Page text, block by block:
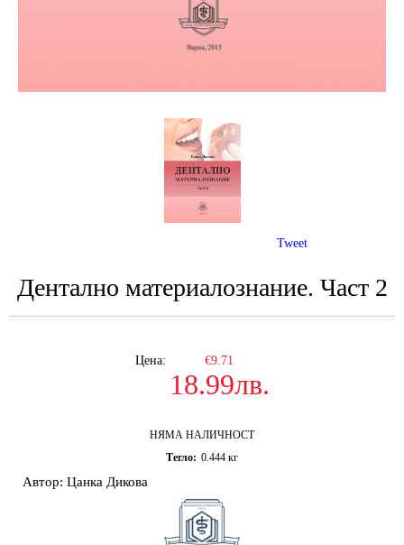
Дентално материалознание. Част 2
Цена: €9.71
18.99лв.
НЯМА НАЛИЧНОСТ
Тегло: 0.444 кг
Автор: Цанка Дикова
Tweet